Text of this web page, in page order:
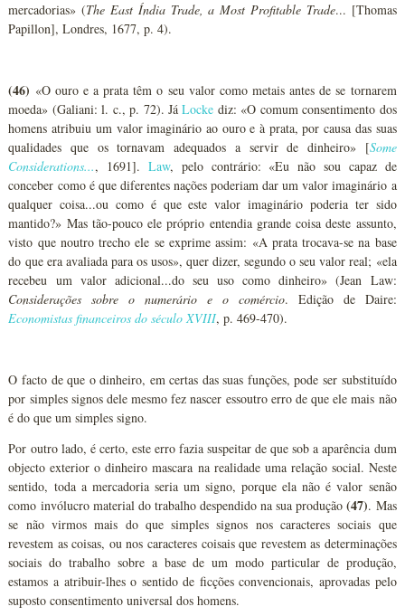
mercadorias» (The East Índia Trade, a Most Profitable Trade... [Thomas
Papillon], Londres, 1677, p. 4).
(46) «O ouro e a prata têm o seu valor como metais antes de se tornarem
moeda» (Galiani: l. c., p. 72). JáLocke diz: «O comum consentimento dos
homens atribuiu um valor imaginário ao ouro e à prata, por causa das suas
qualidades que os tornavam adequados a servir de dinheiro» [Some
Considerations..., 1691].Law, pelo contrário: «Eu não sou capaz de
conceber como é que diferentes nações poderiam dar um valor imaginário a
qualquer coisa...ou como é que este valor imaginário poderia ter sido
mantido?» Mas tão-pouco ele próprio entendia grande coisa deste assunto,
visto que noutro trecho ele se exprime assim: «A prata trocava-se na base
do que era avaliada para os usos», quer dizer, segundo o seu valor real; «ela
recebeu um valor adicional...do seu uso como dinheiro» (Jean Law:
Considerações sobre o numerário e o comércio. Edição de Daire:
Economistas financeiros do século XVIII, p. 469-470).
O facto de que o dinheiro, em certas das suas funções, pode ser substituído
por simples signos dele mesmo fez nascer essoutro erro de que ele mais não
é do que um simples signo.
Por outro lado, é certo, este erro fazia suspeitar de que sob a aparência dum
objecto exterior o dinheiro mascara na realidade uma relação social. Neste
sentido, toda a mercadoria seria um signo, porque ela não é valor senão
como invólucro material do trabalho despendido na sua produção(47). Mas
se não virmos mais do que simples signos nos caracteres sociais que
revestem as coisas, ou nos caracteres coisais que revestem as determinações
sociais do trabalho sobre a base de um modo particular de produção,
estamos a atribuir-lhes o sentido de ficções convencionais, aprovadas pelo
suposto consentimento universal dos homens.